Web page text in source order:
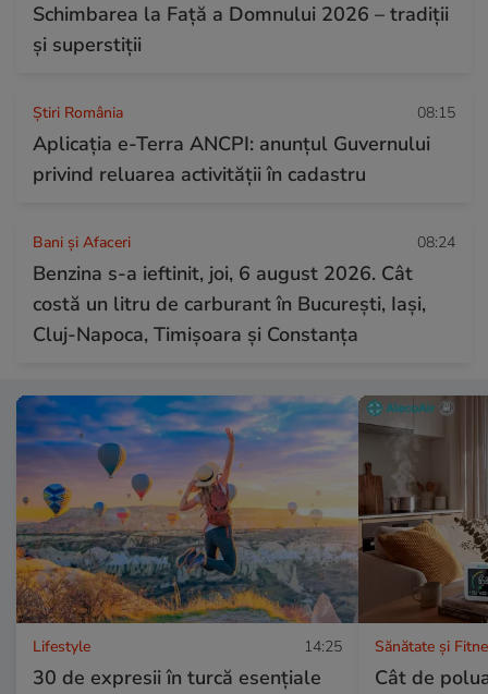
Schimbarea la Față a Domnului 2026 – tradiții
și superstiții
Știri România 08:15
Aplicația e-Terra ANCPI: anunțul Guvernului
privind reluarea activității în cadastru
Bani și Afaceri 08:24
Benzina s-a ieftinit, joi, 6 august 2026. Cât
costă un litru de carburant în București, Iași,
Cluj-Napoca, Timișoara și Constanța
Lifestyle 14:25
30 de expresii în turcă esențiale
Sănătate și
Cât de